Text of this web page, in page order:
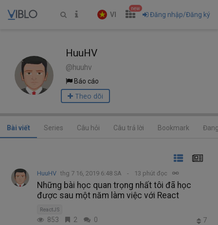
VI
new
Đăng nhập/Đăng ký
HuuHV
@huuhv
Báo cáo
Theo dõi
Bài viết Series Câu hỏi Câu trả lời Bookmark
HuuHV thg 7 16, 2019 6:48 SA 13 phút đọc
Những bài học quan trọng nhất tôi đã học
được sau một năm làm việc với React
ReactJS
853 2 0 7